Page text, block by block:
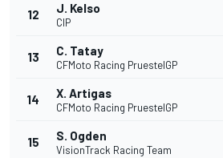
12 J. Kelso
CIP
13 C. Tatay
CFMoto Racing PruestelGP
14 X. Artigas
CFMoto Racing PruestelGP
15 S. Ogden
VisionTrack Racing Team